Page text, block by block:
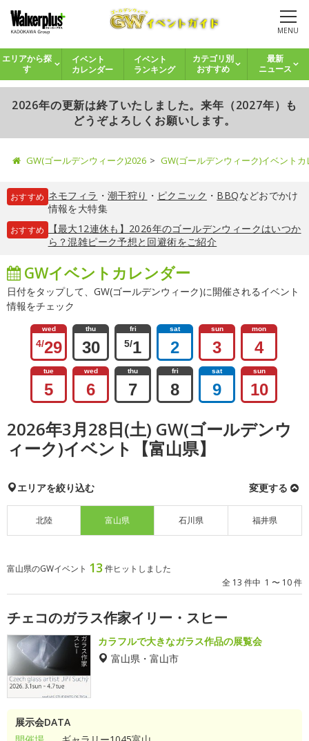
MENU
エリアから探
す
イベント
カレンダー
イベント
ランキング
カテゴリ別
おすすめ
最新
ニュース
2026年の更新は終了いたしました。来年（2027年）も
どうぞよろしくお願いします。
GW(ゴールデンウィーク)2026 GW(ゴールデンウィーク)イベント
おすすめ ネモフィラ ・ 潮干狩り ・ ピクニック ・ BBQなどおでかけ
情報を大特集
おすすめ
【最大12連休も】2026年のゴールデンウィークはいつか
ら？混雑ピーク予想と回避術をご紹介
GWイベントカレンダー
日付をタップして、GW(ゴールデンウィーク)に開催されるイベント
情報をチェック
wed
4/29
thu
30
fri
5/1
sat
2
sun
3
mon
4
tue
5
wed
6
thu
7
fri
8
sat
9
sun
10
2026年3月28日(土) GW(ゴールデンウ
ィーク)イベント【富山県】
エリアを絞り込む 変更する
北陸 富山県 石川県 福井県
富山県のGWイベント 13 件ヒットしました
全 13 件中 1 〜 10 件
チェコのガラス作家イリー・スヒー
カラフルで大きなガラス作品の展覧会
富山県・富山市
展示会DATA